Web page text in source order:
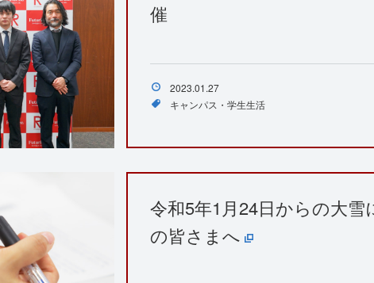
催
2023.01.27
キャンパス・学生生活
令和5年1月24日からの大
の皆さまへ